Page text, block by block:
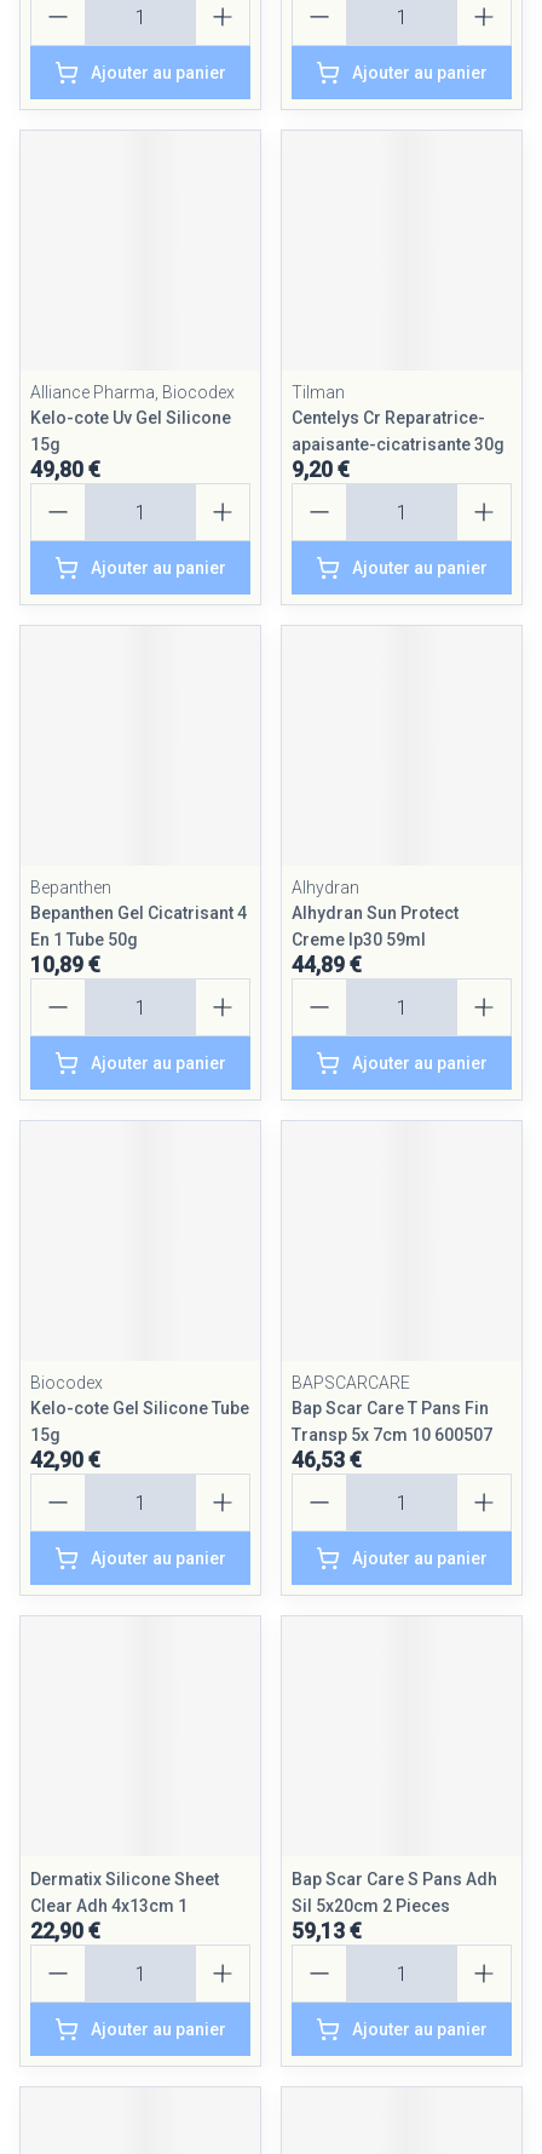
Ajouter au panier Ajouter au panier
Alliance Pharma, Biocodex
Kelo-cote Uv Gel Silicone
15g
49,80 €
Ajouter au panier
Tilman
Centelys Cr Reparatrice-
apaisante-cicatrisante 30g
9,20 €
Ajouter au panier
Bepanthen
Bepanthen Gel Cicatrisant 4
En 1 Tube 50g
10,89 €
Ajouter au panier
Alhydran
Alhydran Sun Protect
Creme Ip30 59ml
44,89 €
Ajouter au panier
Biocodex
Kelo-cote Gel Silicone Tube
15g
42,90 €
Ajouter au panier
BAPSCARCARE
Bap Scar Care T Pans Fin
Transp 5x 7cm 10 600507
46,53 €
Ajouter au panier
Dermatix Silicone Sheet
Clear Adh 4x13cm 1
22,90 €
Ajouter au panier
Bap Scar Care S Pans Adh
Sil 5x20cm 2 Pieces
59,13 €
Ajouter au panier